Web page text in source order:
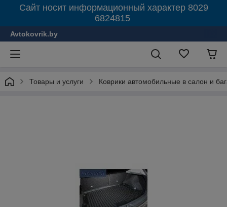
Сайт носит информационный характер 8029
6824815
Avtokovrik.by
Товары и услуги Коврики автомобильные в салон и